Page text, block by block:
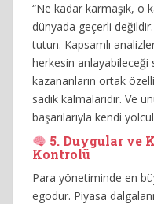
“Ne kadar karmaşık, o
dünyada geçerli değildir.
tutun. Kapsamlı
herkesin
kazananların ortak
sadık kalmalarıdır. Ve
başarılarıyla kendi
5. Duygular ve
Kontrolü
Para yönetiminde en
egodur. Piyasa